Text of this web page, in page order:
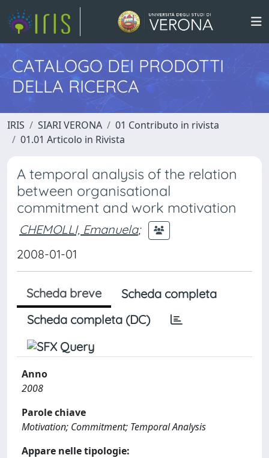
CATALOGO DEI PRODOTTI
DELLA RICERCA
IRIS SIARI VERONA
01 Contributo in rivista
01.01 Articolo in Rivista
A temporal analysis of the relation
between organisational
commitment and work motivation
CHEMOLLI, Emanuela;
2008-01-01
Scheda breve
Scheda completa
Scheda completa (DC)
Anno
2008
Parole chiave
Motivation; Commitment; Temporal Analysis
Appare nelle tipologie: